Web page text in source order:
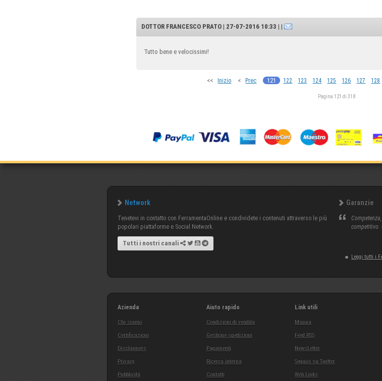
DOTTOR FRANCESCO PRATO | 27-07-2016 10:33 | |
Tutto bene e velocissimi!
<< Inizio < Prec 121 122 123 124 125 126 127 128
Pagina 121 di 318
Network
Tenetevi in contatto con FerramentaOnline e condividete i contenuti attraverso le più
popolari piattaforme e Social Network.
Tutti i nostri canali
Garanzie
competitivo.
Leggi tutti i
Azienda
Chi siamo
Certificazioni
Disclaimers
Privacy
Pubblicità
Aiuto rapido
Condizioni di vendita
Gestione spedizioni
Pagamenti
Ricerca interna
Contatti
Link utili
Mappa
Feed RSS
NewsLetter
Seguici su Twitter
Web Links